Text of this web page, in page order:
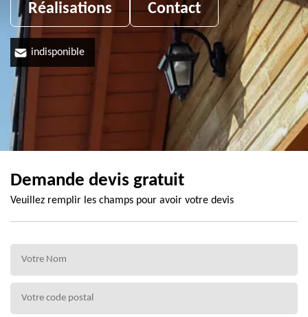
Réalisations Contact
indisponible
Demande devis gratuit
Veuillez remplir les champs pour avoir votre devis